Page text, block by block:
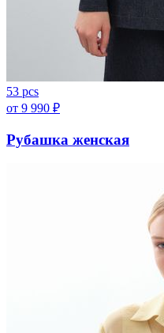
53 pcs
от 9 990 ₽
Рубашка женская